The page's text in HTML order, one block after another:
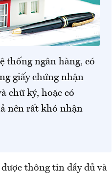
thống ngân hàng, có
giấy chứng nhận
chữ ký, hoặc có
nên rất khó nhận
thông tin đầy đủ và